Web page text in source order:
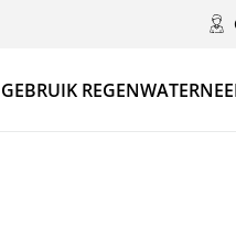
GEBRUIK REGENWATER